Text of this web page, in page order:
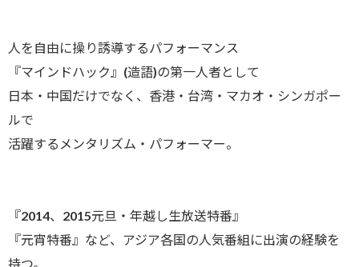
人を自由に操り誘導するパフォーマンス
『マインドハック』(造語)の第一人者として
日本・中国だけでなく、香港・台湾・マカオ・シンガポー
ルで
活躍するメンタリズム・パフォーマー。
『2014、2015元旦・年越し生放送特番』
『元宵特番』など、アジア各国の人気番組に出演の経験を
持つ。